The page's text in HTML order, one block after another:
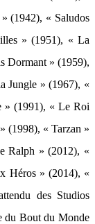
(1942), « Saludos
» (1951), « La
Dormant » (1959),
Jungle » (1967), «
» (1991), « Le Roi
(1998), « Tarzan »
Ralph » (2012), «
Héros » (2014), «
des Studios
du Bout du Monde